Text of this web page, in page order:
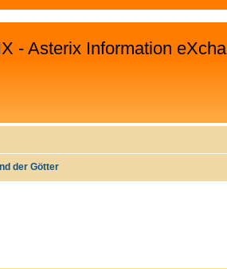
- Asterix Information
der Götter
SUCHE